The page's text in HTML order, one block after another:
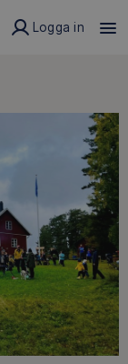
Logga in